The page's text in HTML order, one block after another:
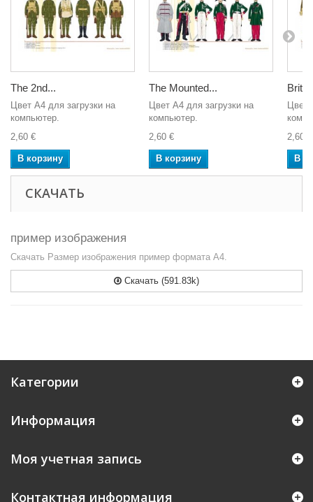
The 2nd...
Цвет A4 для загрузки на
компьютер.
2,60 €
В корзину
The Mounted...
Цвет A4 для загрузки на
компьютер.
2,60 €
В корзину
Цвет
2,60 €
В
СКАЧАТЬ
пример изображения
Скачать Размер изображения пример формата А4.
Скачать (591.83k)
Категории
Информация
Моя учетная запись
Контактная информация